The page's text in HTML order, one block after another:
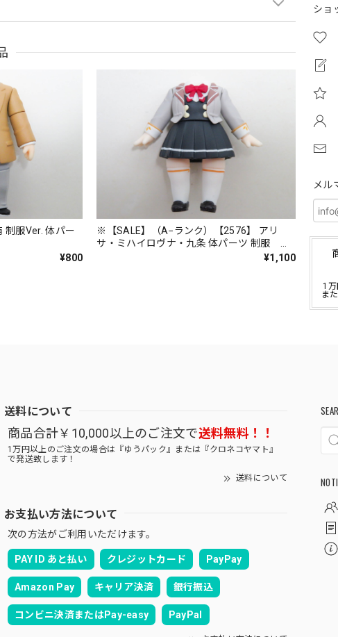
ショ
メル
1万
ま
制服Ver. 体パー
¥800
※【SALE】（A−ランク）【2576】 アリ
サ・ミハイロヴナ・九条 体パーツ 制服 ね
¥1,100
送料について
商品合計￥10,000以上のご注文で送料無料！！
1万円以上のご注文の場合は『ゆうパック』または『クロネコヤマト』
で発送致します！
送料について
お支払い方法について
次の方法がご利用いただけます。
PAY ID あと払い クレジットカード PayPay
Amazon Pay キャリア決済 銀行振込
コンビニ決済またはPay-easy PayPal